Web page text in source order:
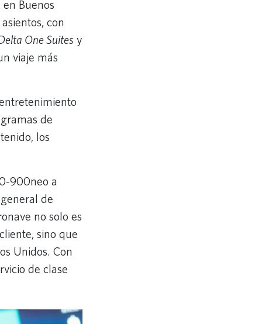
Buenos
con
One Suites y
viaje más
de
los
900neo a
de
no solo es
sino que
Unidos. Con
de clase